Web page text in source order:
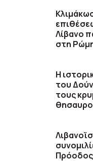
Λίβανο
στη
Η
του
τους